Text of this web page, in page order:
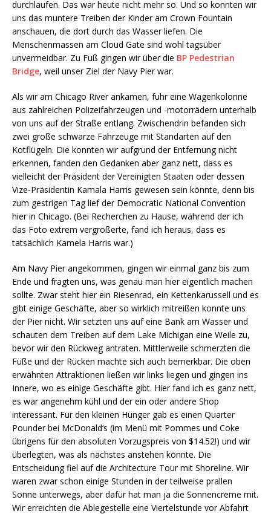
durchlaufen. Das war heute nicht mehr so. Und so konnten wir
uns das muntere Treiben der Kinder am Crown Fountain
anschauen, die dort durch das Wasser liefen. Die
Menschenmassen am Cloud Gate sind wohl tagsüber
unvermeidbar. Zu Fuß gingen wir über die BP Pedestrian
Bridge, weil unser Ziel der Navy Pier war.
Als wir am Chicago River ankamen, fuhr eine Wagenkolonne
aus zahlreichen Polizeifahrzeugen und -motorrädern unterhalb
von uns auf der Straße entlang. Zwischendrin befanden sich
zwei große schwarze Fahrzeuge mit Standarten auf den
Kotflügeln. Die konnten wir aufgrund der Entfernung nicht
erkennen, fanden den Gedanken aber ganz nett, dass es
vielleicht der Präsident der Vereinigten Staaten oder dessen
Vize-Präsidentin Kamala Harris gewesen sein könnte, denn bis
zum gestrigen Tag lief der Democratic National Convention
hier in Chicago. (Bei Recherchen zu Hause, während der ich
das Foto extrem vergrößerte, fand ich heraus, dass es
tatsächlich Kamela Harris war.)
Am Navy Pier angekommen, gingen wir einmal ganz bis zum
Ende und fragten uns, was genau man hier eigentlich machen
sollte. Zwar steht hier ein Riesenrad, ein Kettenkarussell und es
gibt einige Geschäfte, aber so wirklich mitreißen konnte uns
der Pier nicht. Wir setzten uns auf eine Bank am Wasser und
schauten dem Treiben auf dem Lake Michigan eine Weile zu,
bevor wir den Rückweg antraten. Mittlerweile schmerzten die
Füße und der Rücken machte sich auch bemerkbar. Die oben
erwähnten Attraktionen ließen wir links liegen und gingen ins
Innere, wo es einige Geschäfte gibt. Hier fand ich es ganz nett,
es war angenehm kühl und der ein oder andere Shop
interessant. Für den kleinen Hunger gab es einen Quarter
Pounder bei McDonald‘s (im Menü mit Pommes und Coke
übrigens für den absoluten Vorzugspreis von $14.52!) und wir
überlegten, was als nächstes anstehen könnte. Die
Entscheidung fiel auf die Architecture Tour mit Shoreline. Wir
waren zwar schon einige Stunden in der teilweise prallen
Sonne unterwegs, aber dafür hat man ja die Sonnencreme mit.
Wir erreichten die Ablegestelle eine Viertelstunde vor Abfahrt